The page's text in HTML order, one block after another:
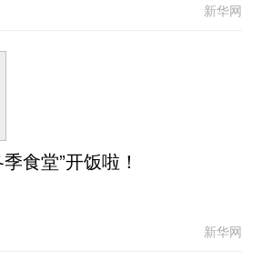
新华网
食堂”开饭啦！
新华网